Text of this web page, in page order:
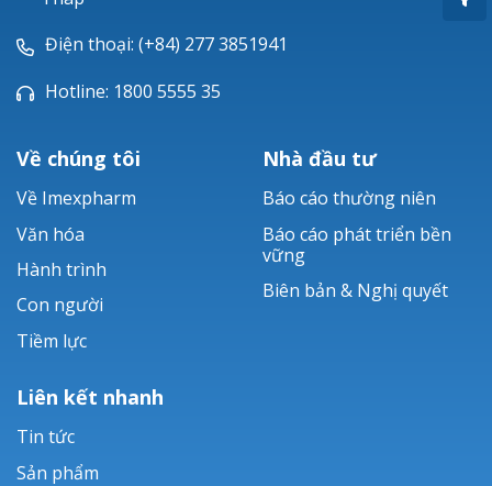
Zobacta®
Bacsulfo®
Điện thoại: (+84) 277 3851941
Hotline: 1800 5555 35
Về chúng tôi
Về Imexpharm
Văn hóa
Hành trình
Con người
Tiềm lực
Nhà đầu tư
Báo cáo thường niên
Báo cáo phát triển bền
vững
Biên bản & Nghị quyết
Liên kết nhanh
Tin tức
Sản phẩm